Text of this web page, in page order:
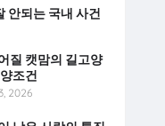
안되는 국내 사건
질 캣맘의 길고양
조건
2026